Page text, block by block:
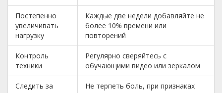
Постепенно
увеличивать
нагрузку
Каждые две недели добавляйте не
более 10% времени или
повторений
Контроль
техники
Регулярно сверяйтесь с
обучающими видео или зеркалом
Следить за
Не терпеть боль, при признаках